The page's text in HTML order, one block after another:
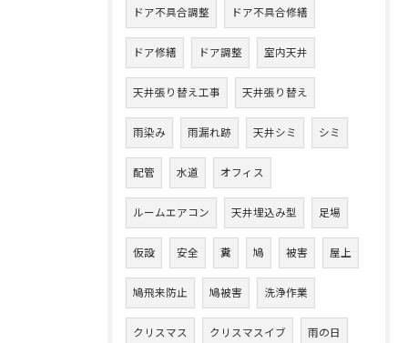
ドア不具合調整 ドア不具合修繕
ドア修繕 ドア調整 室内天井
天井張り替え工事 天井張り替え
雨染み 雨漏れ跡 天井シミ シミ
配管 水道 オフィス
ルームエアコン 天井埋込み型 足場
仮設 安全 糞 鳩 被害 屋上
鳩飛来防止 鳩被害 洗浄作業
クリスマス クリスマスイブ 雨の日